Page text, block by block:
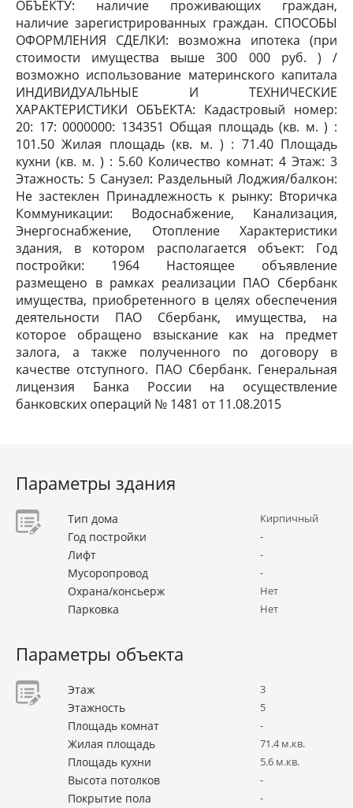
ОБЪЕКТУ: наличие проживающих граждан,
наличие зарегистрированных граждан. СПОСОБЫ
ОФОРМЛЕНИЯ СДЕЛКИ: возможна ипотека (при
стоимости имущества выше 300 000 руб. ) /
возможно использование материнского капитала
ИНДИВИДУАЛЬНЫЕ И ТЕХНИЧЕСКИЕ
ХАРАКТЕРИСТИКИ ОБЪЕКТА: Кадастровый номер:
20: 17: 0000000: 134351 Общая площадь (кв. м. ) :
101.50 Жилая площадь (кв. м. ) : 71.40 Площадь
кухни (кв. м. ) : 5.60 Количество комнат: 4 Этаж: 3
Этажность: 5 Санузел: Раздельный Лоджия/балкон:
Не застеклен Принадлежность к рынку: Вторичка
Коммуникации: Водоснабжение, Канализация,
Энергоснабжение, Отопление Характеристики
здания, в котором располагается объект: Год
постройки: 1964 Настоящее объявление
размещено в рамках реализации ПАО Сбербанк
имущества, приобретенного в целях обеспечения
деятельности ПАО Сбербанк, имущества, на
которое обращено взыскание как на предмет
залога, а также полученного по договору в
качестве отступного. ПАО Сбербанк. Генеральная
лицензия Банка России на осуществление
банковских операций № 1481 от 11.08.2015
Параметры здания
Тип дома Кирпичный
Год постройки -
Лифт -
Мусоропровод -
Охрана/консьерж Нет
Парковка Нет
Параметры объекта
Этаж 3
Этажность 5
Площадь комнат -
Жилая площадь 71.4 м.кв.
Площадь кухни 5.6 м.кв.
Высота потолков -
Покрытие пола -